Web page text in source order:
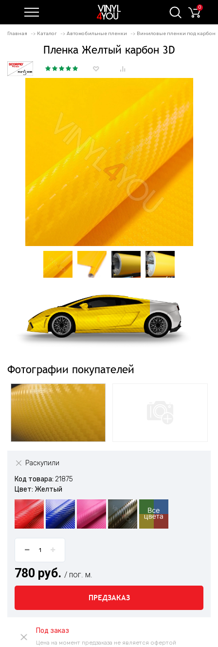
0
Главная Каталог Автомобильные пленки Виниловые пленки под карбон
Пленка Желтый карбон 3D
Фотографии покупателей
Раскупили
Код товара: 21875
Цвет: Желтый
780 руб. / пог. м.
ПРЕДЗАКАЗ
Под заказ
Цена на момент предзаказа не является офертой